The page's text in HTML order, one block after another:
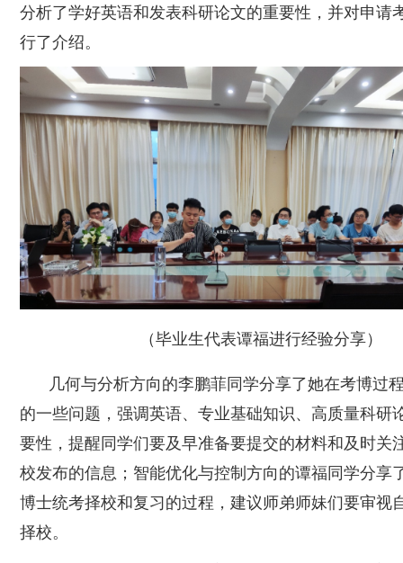
分析了学好英语和发表科研论文的重要性， 并对申请
行了介绍。
（毕业生代表谭福进行经验分享）
几何与分析方向的李鹏菲同学分享了她在考博过
的一些问题， 强调英语、专业基础知识、高质量科研
要性， 提醒 同学们要及早准备要提交的材料和及时关
校发布的信息； 智能优化与控制方向的谭福同学分享
博士统考择校和复习的过程，建议师弟师妹们要审视
择校。